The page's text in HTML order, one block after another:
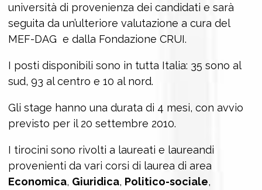
università di provenienza dei candidati e sarà
seguita da un’ulteriore valutazione a cura del
MEF-DAG e dalla Fondazione CRUI.
I posti disponibili sono in tutta Italia: 35 sono al
sud, 93 al centro e 10 al nord.
Gli stage hanno una durata di 4 mesi, con avvio
previsto per il 20 settembre 2010.
I tirocini sono rivolti a laureati e laureandi
provenienti da vari corsi di laurea di area
Economica, Giuridica, Politico-sociale,